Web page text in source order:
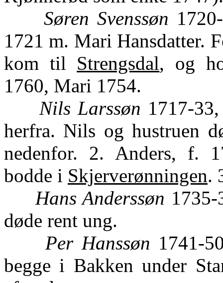
Søren Svenssøn
1721 m. Mari Hansdatter.
kom til Strengsdal, og
1760, Mari 1754.
Nils Larssøn 1717-
herfra. Nils og hustruen
nedenfor. 2. Anders, f.
bodde i Skjerverønningen.
Hans Anderssøn
døde rent ung.
Per Hanssøn 1741-
begge i Bakken under